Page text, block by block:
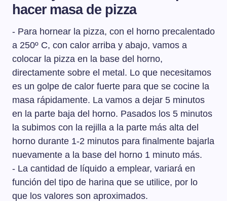
hacer masa de pizza
- Para hornear la pizza, con el horno precalentado
a 250º C, con calor arriba y abajo, vamos a
colocar la pizza en la base del horno,
directamente sobre el metal. Lo que necesitamos
es un golpe de calor fuerte para que se cocine la
masa rápidamente. La vamos a dejar 5 minutos
en la parte baja del horno. Pasados los 5 minutos
la subimos con la rejilla a la parte más alta del
horno durante 1-2 minutos para finalmente bajarla
nuevamente a la base del horno 1 minuto más.
- La cantidad de líquido a emplear, variará en
función del tipo de harina que se utilice, por lo
que los valores son aproximados.